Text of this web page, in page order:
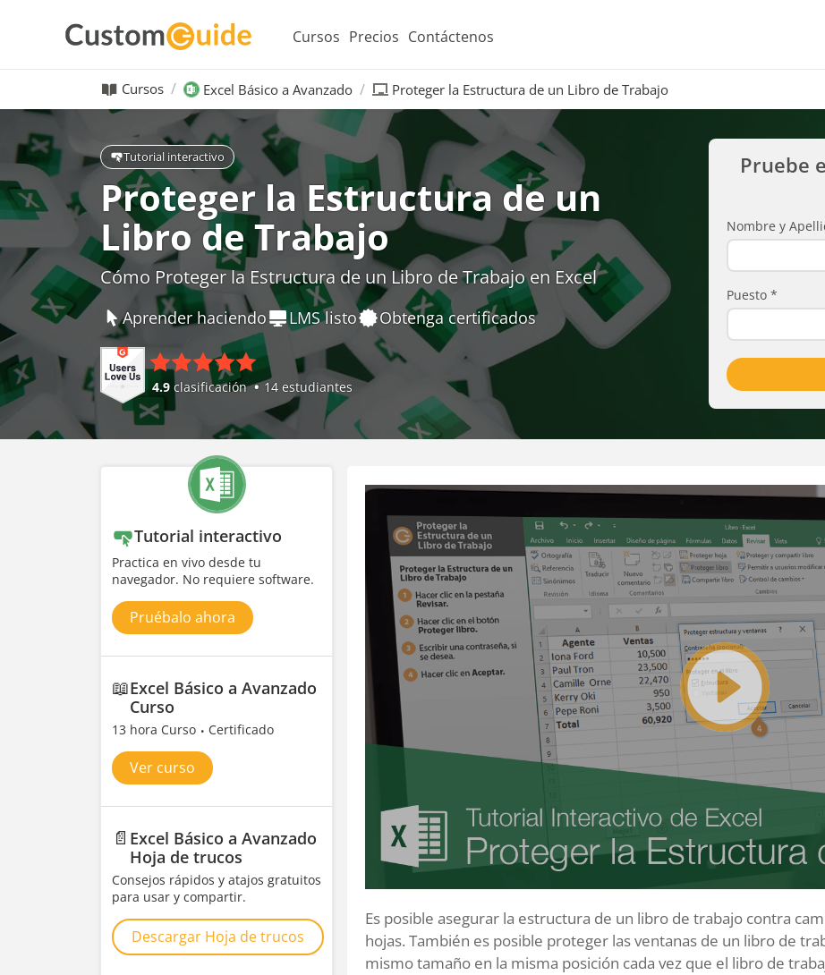
Cursos Precios Contáctenos
Cursos Excel Básico a Avanzado Proteger la Estructura de un Libro de Trabajo
Tutorial interactivo
Proteger la Estructura de un
Libro de Trabajo
Cómo Proteger la Estructura de un Libro de Trabajo en Excel
Aprender haciendo LMS listo Obtenga certificados
4.9 clasificación 14 estudiantes
Pruebe
Nombre y
Puesto *
Tutorial interactivo
Practica en vivo desde tu
navegador. No requiere software.
Pruébalo ahora
📖Excel Básico a Avanzado
Curso
13 hora Curso Certificado
Ver curso
📄 Excel Básico a Avanzado
Hoja de trucos
Consejos rápidos y atajos gratuitos
para usar y compartir.
Descargar Hoja de trucos
Es posible asegurar la estructura de un libro de trabajo contra
hojas. También es posible proteger las ventanas de un libro de
mismo tamaño en la misma posición cada vez que el libro de